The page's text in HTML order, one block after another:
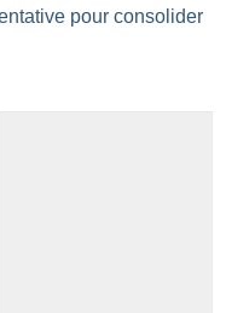
pour consolider